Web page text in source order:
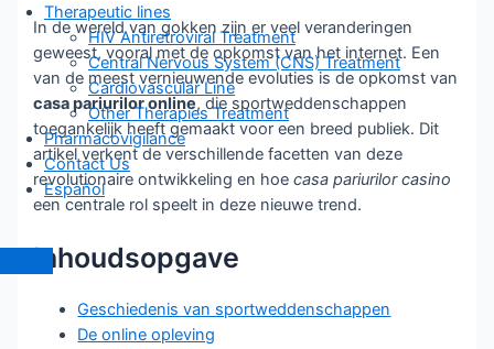
Therapeutic lines
HIV Antiretroviral Treatment
Central Nervous System (CNS) Treatment
Cardiovascular Line
Other Therapies Treatment
Pharmacovigilance
Contact Us
Español
In de wereld van gokken zijn er veel veranderingen
geweest, vooral met de opkomst van het internet. Een
van de meest vernieuwende evoluties is de opkomst van
casa pariurilor online, die sportweddenschappen
toegankelijk heeft gemaakt voor een breed publiek. Dit
artikel verkent de verschillende facetten van deze
revolutionaire ontwikkeling en hoecasa pariurilor casino
een centrale rol speelt in deze nieuwe trend.
Inhoudsopgave
Geschiedenis van sportweddenschappen
De online opleving